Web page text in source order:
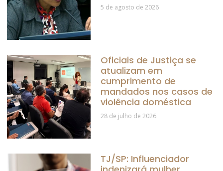
5 de agosto de 2026
Oficiais de Justiça se
atualizam em
cumprimento de
mandados nos casos de
violência doméstica
28 de julho de 2026
TJ/SP: Influenciador